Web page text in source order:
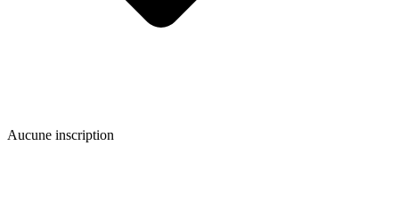
Aucune inscription